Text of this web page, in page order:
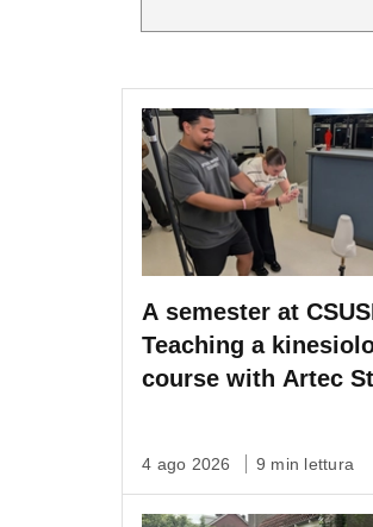
A semester at
Teaching a
course with Artec
4 ago 2026 9 min lettura